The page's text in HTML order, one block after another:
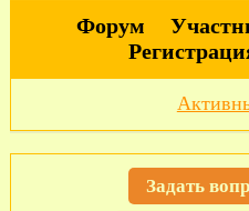
Форум
Задать